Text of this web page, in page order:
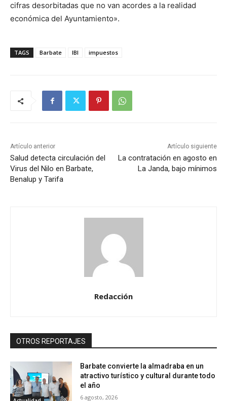
cifras desorbitadas que no van acordes a la realidad
económica del Ayuntamiento».
TAGS Barbate IBI impuestos
Artículo anterior
Salud detecta circulación del
Virus del Nilo en Barbate,
Benalup y Tarifa
Artículo siguiente
La contratación en agosto en
La Janda, bajo mínimos
Redacción
OTROS REPORTAJES
Barbate convierte la almadraba en un
atractivo turístico y cultural durante todo
el año
6 agosto, 2026